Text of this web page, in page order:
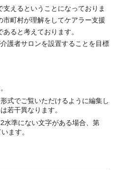
えるということになっておりま
町村が理解をしてケアラー支援
ると考えております。
護者サロンを設置することを目標
式でご覧いただけるように編集し
若干異なります。
水準にない文字がある場合、第
ます。